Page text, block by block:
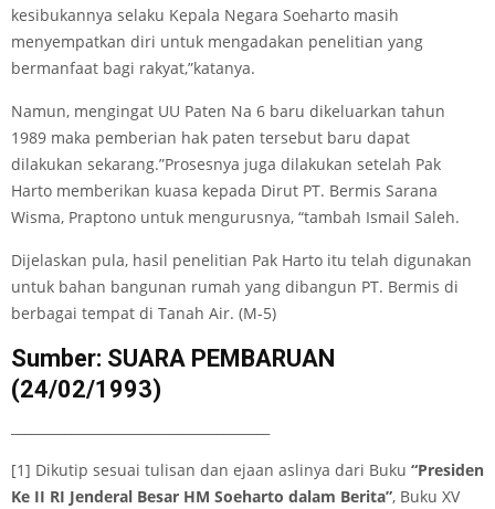
kesibukannya selaku Kepala Negara Soeharto masih
menyempatkan diri untuk mengadakan penelitian yang
bermanfaat bagi rakyat,”katanya.
Namun, mengingat UU Paten Na 6 baru dikeluarkan tahun
1989 maka pemberian hak paten tersebut baru dapat
dilakukan sekarang.”Prosesnya juga dilakukan setelah Pak
Harto memberikan kuasa kepada Dirut PT. Bermis Sarana
Wisma, Praptono untuk mengurusnya, “tambah Ismail Saleh.
Dijelaskan pula, hasil penelitian Pak Harto itu telah digunakan
untuk bahan bangunan rumah yang dibangun PT. Bermis di
berbagai tempat di Tanah Air. (M-5)
Sumber: SUARA PEMBARUAN
(24/02/1993)
[1] Dikutip sesuai tulisan dan ejaan aslinya dari Buku “Presiden
Ke II RI Jenderal Besar HM Soeharto dalam Berita”, Buku XV